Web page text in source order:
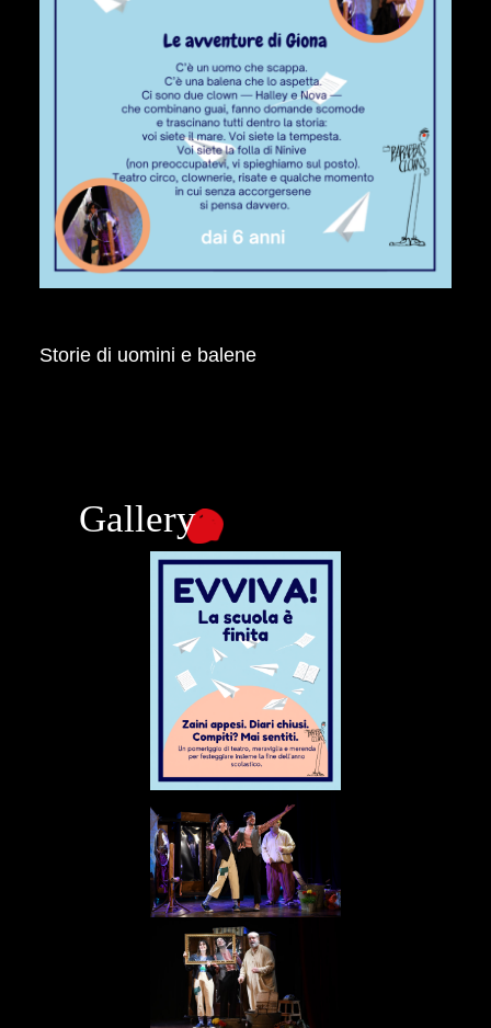
Storie di uomini e balene
Gallery